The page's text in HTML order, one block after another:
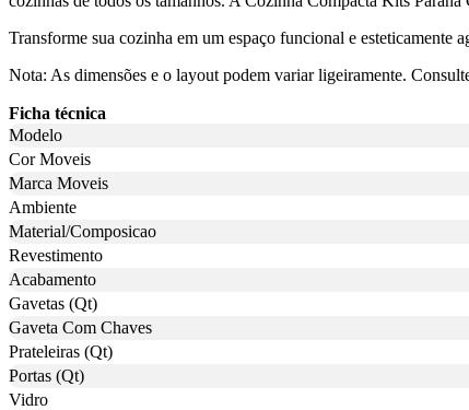
Transforme sua cozinha em um espaço funcional e
Nota: As dimensões e o layout podem variar ligeiramente.
Ficha técnica
Modelo
Cor Moveis
Marca Moveis
Ambiente
Material/Composicao
Revestimento
Acabamento
Gavetas (Qt)
Gaveta Com Chaves
Prateleiras (Qt)
Portas (Qt)
Vidro